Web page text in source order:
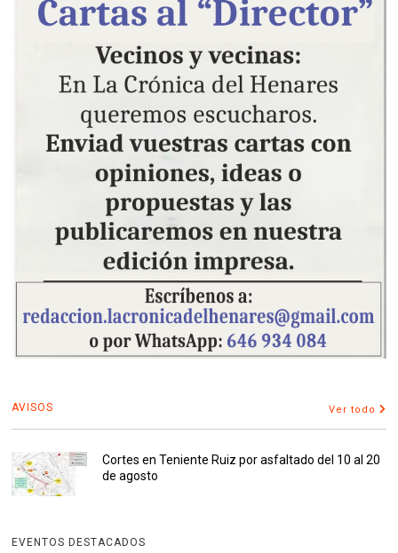
AVISOS Ver todo
Cortes en Teniente Ruiz por asfaltado del 10 al 20
de agosto
EVENTOS DESTACADOS